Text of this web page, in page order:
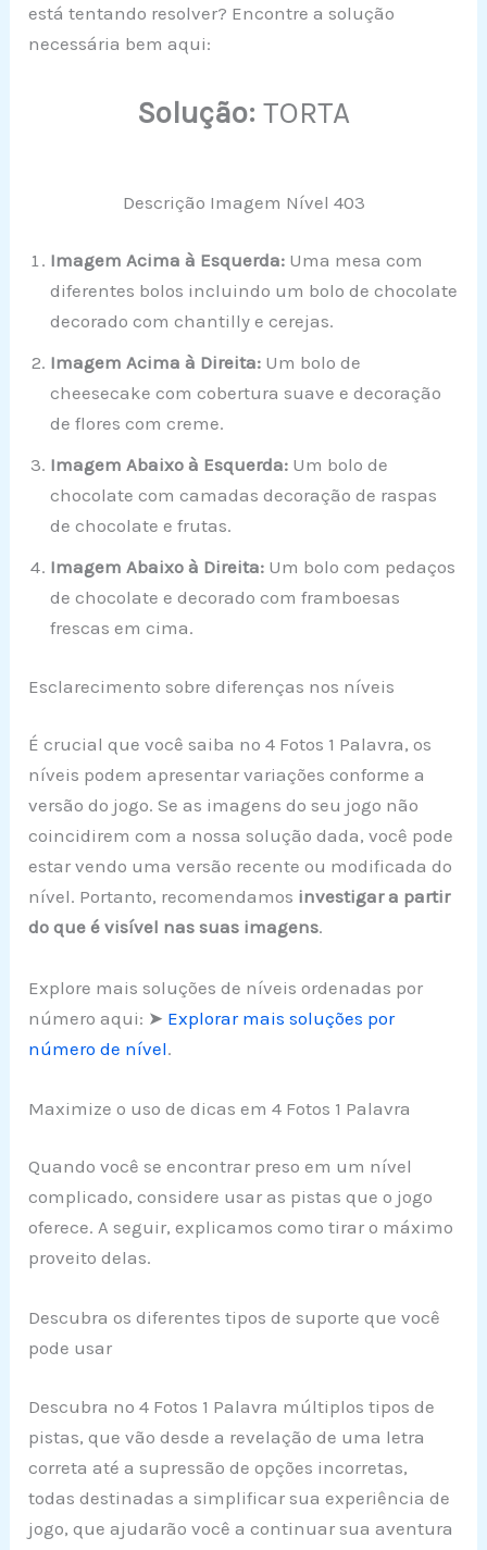
está tentando resolver? Encontre a solução
necessária bem aqui:
Solução: TORTA
Descrição Imagem Nível 403
Imagem Acima à Esquerda: Uma mesa com
diferentes bolos incluindo um bolo de chocolate
decorado com chantilly e cerejas.
Imagem Acima à Direita: Um bolo de
cheesecake com cobertura suave e decoração
de flores com creme.
Imagem Abaixo à Esquerda: Um bolo de
chocolate com camadas decoração de raspas
de chocolate e frutas.
Imagem Abaixo à Direita: Um bolo com pedaços
de chocolate e decorado com framboesas
frescas em cima.
Esclarecimento sobre diferenças nos níveis
É crucial que você saiba no 4 Fotos 1 Palavra, os
níveis podem apresentar variações conforme a
versão do jogo. Se as imagens do seu jogo não
coincidirem com a nossa solução dada, você pode
estar vendo uma versão recente ou modificada do
nível. Portanto, recomendamos investigar a partir
do que é visível nas suas imagens.
Explore mais soluções de níveis ordenadas por
número aqui: ➤ Explorar mais soluções por
número de nível.
Maximize o uso de dicas em 4 Fotos 1 Palavra
Quando você se encontrar preso em um nível
complicado, considere usar as pistas que o jogo
oferece. A seguir, explicamos como tirar o máximo
proveito delas.
Descubra os diferentes tipos de suporte que você
pode usar
Descubra no 4 Fotos 1 Palavra múltiplos tipos de
pistas, que vão desde a revelação de uma letra
correta até a supressão de opções incorretas,
todas destinadas a simplificar sua experiência de
jogo, que ajudarão você a continuar sua aventura